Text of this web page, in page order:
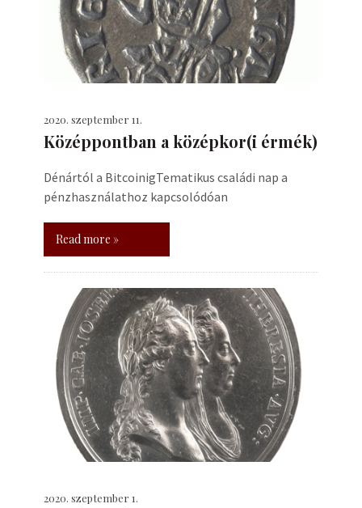
2020. szeptember 11.
Középpontban a középkor(i érmék)
Dénártól a BitcoinigTematikus családi nap a
pénzhasználathoz kapcsolódóan
Read more »
2020. szeptember 1.